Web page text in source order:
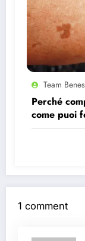
Team
Perché
come puoi
1 comment